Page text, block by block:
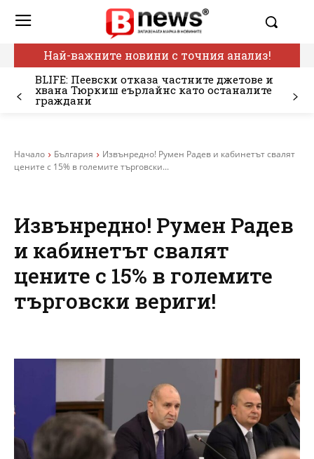
Най-важните новини с точния анализ!
BLIFE: Пеевски отказа частните джетове и
хвана Тюркиш еърлайнс като останалите
граждани
Начало България
Извънредно! Румен Радев и кабинетът свалят
цените с 15% в големите търговски...
Извънредно! Румен Радев
и кабинетът свалят
цените с 15% в големите
търговски вериги!